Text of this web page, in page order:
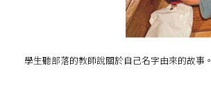
學生聽部落的教師說關於自己名字由來的故事。